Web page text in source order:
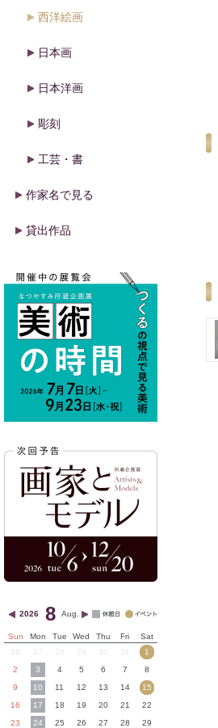
西洋絵画
日本画
日本洋画
彫刻
工芸・書
作家名で見る
貸出作品
2026 8 Aug.
Sun Mon Tue Wed Thu Fri
Sat
27 29 30 31
1
2
3 4 5 6 7
8
9
10 11 12 13 14
15
16
17 18 19 20 21
22
23
24 25 26 27 28
29